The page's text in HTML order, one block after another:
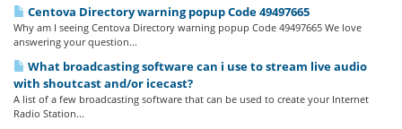
Centova Directory warning popup Code 49497665
Why am I seeing Centova Directory warning popup Code 49497665 We love
answering your question...
What broadcasting software can i use to stream live audio
with shoutcast and/or icecast?
A list of a few broadcasting software that can be used to create your Internet
Radio Station...